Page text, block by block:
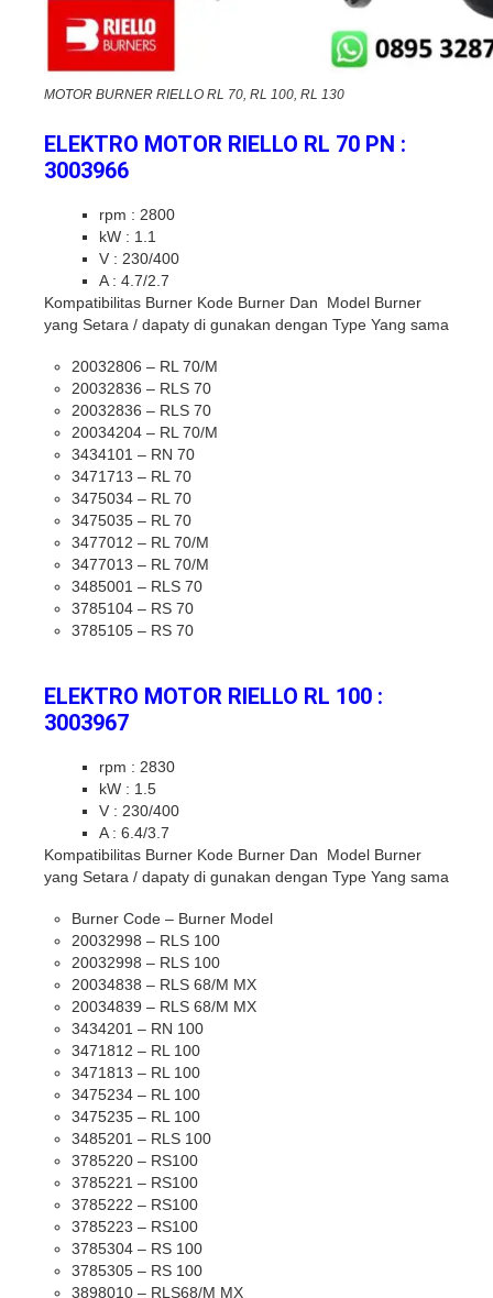
MOTOR BURNER RIELLO RL 70, RL 100, RL 130
ELEKTRO MOTOR RIELLO RL 70 PN :
3003966
rpm : 2800
kW : 1.1
V : 230/400
A : 4.7/2.7
Kompatibilitas Burner Kode Burner Dan Model Burner
yang Setara / dapaty di gunakan dengan Type Yang sama
20032806 – RL 70/M
20032836 – RLS 70
20032836 – RLS 70
20034204 – RL 70/M
3434101 – RN 70
3471713 – RL 70
3475034 – RL 70
3475035 – RL 70
3477012 – RL 70/M
3477013 – RL 70/M
3485001 – RLS 70
3785104 – RS 70
3785105 – RS 70
ELEKTRO MOTOR RIELLO RL 100 :
3003967
rpm : 2830
kW : 1.5
V : 230/400
A : 6.4/3.7
Kompatibilitas Burner Kode Burner Dan Model Burner
yang Setara / dapaty di gunakan dengan Type Yang sama
Burner Code – Burner Model
20032998 – RLS 100
20032998 – RLS 100
20034838 – RLS 68/M MX
20034839 – RLS 68/M MX
3434201 – RN 100
3471812 – RL 100
3471813 – RL 100
3475234 – RL 100
3475235 – RL 100
3485201 – RLS 100
3785220 – RS100
3785221 – RS100
3785222 – RS100
3785223 – RS100
3785304 – RS 100
3785305 – RS 100
3898010 – RLS68/M MX